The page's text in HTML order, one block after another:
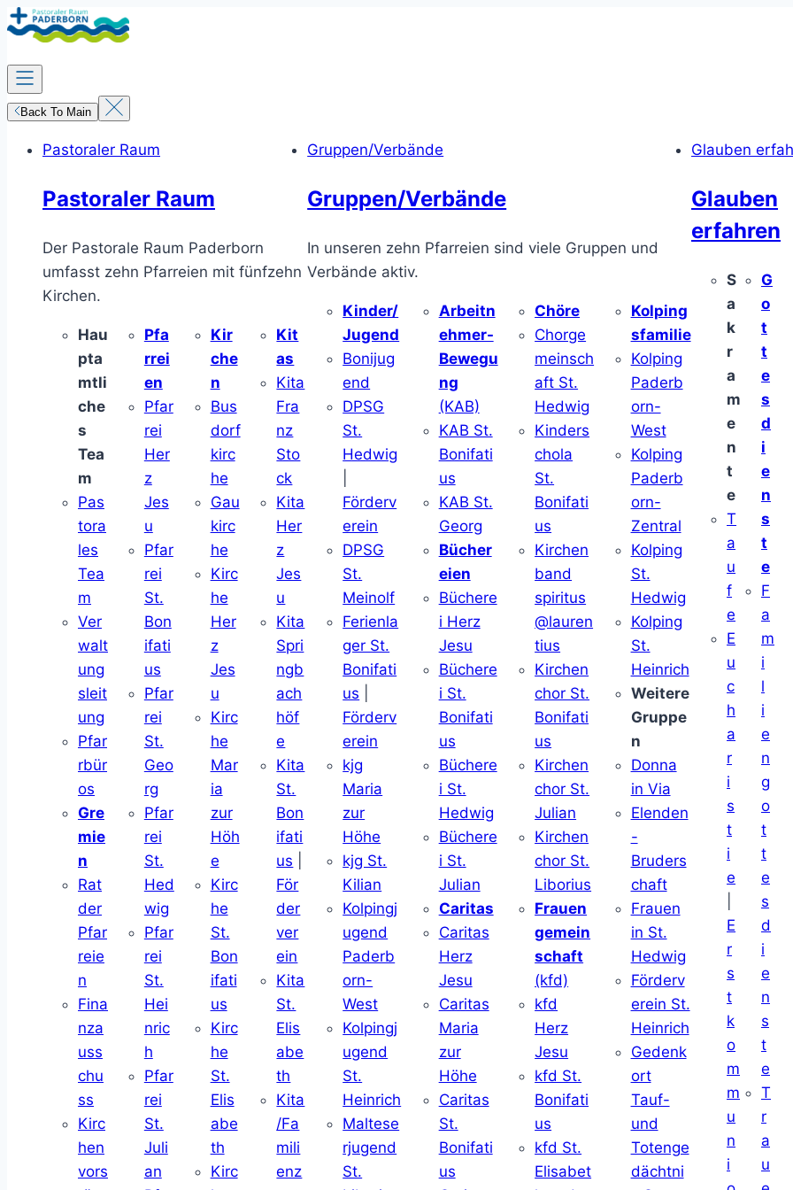
Zum
Inhalt
springen
Back To Main
Pastoraler Raum
Pastoraler Raum
Der Pastorale Raum Paderborn
umfasst zehn Pfarreien mit fünfzehn
Kirchen.
Hau
pta
mtli
che
s
Tea
m
Pas
tora
les
Tea
m
Ver
walt
ung
sleit
ung
Pfar
rbür
os
Gre
mie
n
Rat
der
Pfar
reie
n
Fina
nza
uss
chu
ss
Kirc
hen
vors
Pfa
rrei
en
Pfar
rei
Her
z
Jes
u
Pfar
rei
St.
Bon
ifati
us
Pfar
rei
St.
Geo
rg
Pfar
rei
St.
Hed
wig
Pfar
rei
St.
Hei
nric
h
Pfar
rei
St.
Juli
an
Kir
che
n
Bus
dorf
kirc
he
Gau
kirc
he
Kirc
he
Her
z
Jes
u
Kirc
he
Mar
ia
zur
Höh
e
Kirc
he
St.
Bon
ifati
us
Kirc
he
St.
Elis
abe
th
Kirc
Kit
as
Kita
Fra
nz
Sto
ck
Kita
Her
z
Jes
u
Kita
Spri
ngb
ach
höf
e
Kita
St.
Bon
ifati
us
För
der
ver
ein
Kita
St.
Elis
abe
th
Kita
/Fa
mili
enz
Gruppen/Verbände
Gruppen/Verbände
In unseren zehn Pfarreien sind viele Gruppen und
Verbände aktiv.
Kinder/
Jugend
Bonijug
end
DPSG
St.
Hedwig
Förderv
erein
DPSG
St.
Meinolf
Ferienla
ger St.
Bonifati
us
Förderv
erein
kjg
Maria
zur
Höhe
kjg St.
Kilian
Kolpingj
ugend
Paderb
orn-
West
Kolpingj
ugend
St.
Heinrich
Maltese
rjugend
St.
Arbeitn
ehmer-
Bewegu
ng
(KAB)
KAB St.
Bonifati
us
KAB St.
Georg
Bücher
eien
Büchere
i Herz
Jesu
Büchere
i St.
Bonifati
us
Büchere
i St.
Hedwig
Büchere
i St.
Julian
Caritas
Caritas
Herz
Jesu
Caritas
Maria
zur
Höhe
Caritas
St.
Bonifati
us
Chöre
Chorge
meinsch
aft St.
Hedwig
Kinders
chola
St.
Bonifati
us
Kirchen
band
spiritus
@lauren
tius
Kirchen
chor St.
Bonifati
us
Kirchen
chor St.
Julian
Kirchen
chor St.
Liborius
Frauen
gemein
schaft
(kfd)
kfd
Herz
Jesu
kfd St.
Bonifati
us
kfd St.
Elisabet
Kolping
sfamilie
Kolping
Paderb
orn-
West
Kolping
Paderb
orn-
Zentral
Kolping
St.
Hedwig
Kolping
St.
Heinrich
Weitere
Gruppe
n
Donna
in Via
Elenden
-
Bruders
chaft
Frauen
in St.
Hedwig
Förderv
erein St.
Heinrich
Gedenk
ort
Tauf-
und
Totenge
dächtni
Glauben
Glauben
erfahren
S
a
k
r
a
m
e
n
t
e
T
a
u
f
e
E
u
c
h
a
r
i
s
t
i
e
E
r
s
t
k
o
m
m
u
n
i
G
o
t
t
e
s
d
i
e
n
s
t
e
F
a
m
i
l
i
e
n
g
o
t
t
e
s
d
i
e
n
s
t
e
T
r
a
u